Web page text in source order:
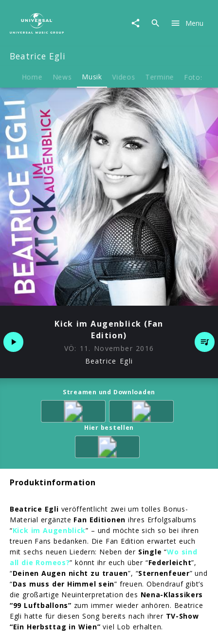
Musik
Kick
Augenblick
(Fan
Edition)
Menu
Beatrice Egli
Home News Musik Videos Termine Fotos
Kick im Augenblick (Fan
Edition)
VÖ: 11. November 2016
Beatrice Egli
Streamen und Downloaden
Hier bestellen
Produktinformation
Beatrice Egli veröffentlicht zwei um tolles Bonus-
Material ergänzte Fan Editionen ihres Erfolgsalbums
“Kick im Augenblick” – und möchte sich so bei ihren
treuen Fans bedanken. Die Fan Edition erwartet euch
mit sechs neuen Liedern: Neben der Single “Wo sind
all die Romeos?” könnt ihr euch über “Federleicht”,
“Deinen Augen nicht zu trauen”, “Sternenfeuer” und
“Das muss der Himmel sein” freuen. Obendrauf gibt’s
die großartige Neuinterpretation des Nena-Klassikers
“99 Luftballons” zum immer wieder anhören. Beatrice
Egli hatte für diesen Song bereits nach ihrer TV-Show
“Ein Herbsttag in Wien” viel Lob erhalten.